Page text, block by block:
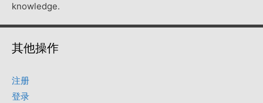
knowledge.
其他操作
注册
登录